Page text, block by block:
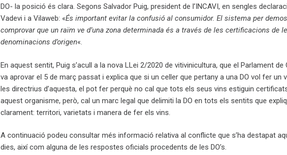
DO- la posició és clara. Segons Salvador Puig, president de l’INCAVI, en sengles
Vadevi i a Vilaweb: «És important evitar la confusió al consumidor. El sistema per
comprovar que un raïm ve d’una zona determinada és a través de les certificacions de
denominacions d’origen«.
En aquest sentit, Puig s’acull a la nova LLei 2/2020 de vitivinicultura, que el Parlament de
va aprovar el 5 de març passat i explica que si un celler que pertany a una DO vol fer un
les directrius d’aquesta, el pot fer perquè no cal que tots els seus vins estiguin
aquest organisme, però, cal un marc legal que delimiti la DO en tots els sentits que
clarament: territori, varietats i manera de fer els vins.
A continuació podeu consultar més informació relativa al conflicte que s’ha destapat
dies, així com alguna de les respostes oficials procedents de les DO’s.